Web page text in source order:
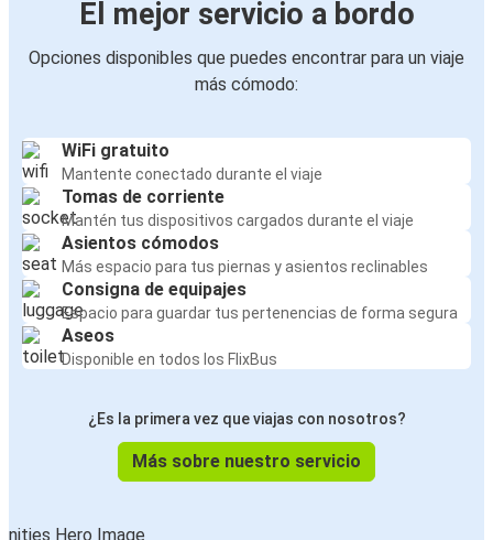
El mejor servicio a bordo
Opciones disponibles que puedes encontrar para un viaje
más cómodo:
WiFi gratuito
Mantente conectado durante el viaje
Tomas de corriente
Mantén tus dispositivos cargados durante el viaje
Asientos cómodos
Más espacio para tus piernas y asientos reclinables
Consigna de equipajes
Espacio para guardar tus pertenencias de forma segura
Aseos
Disponible en todos los FlixBus
¿Es la primera vez que viajas con nosotros?
Más sobre nuestro servicio